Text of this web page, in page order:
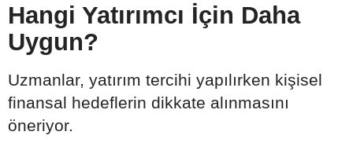
Hangi Yatırımcı İçin Daha
Uygun?
Uzmanlar, yatırım tercihi yapılırken kişisel
finansal hedeflerin dikkate alınmasını
öneriyor.